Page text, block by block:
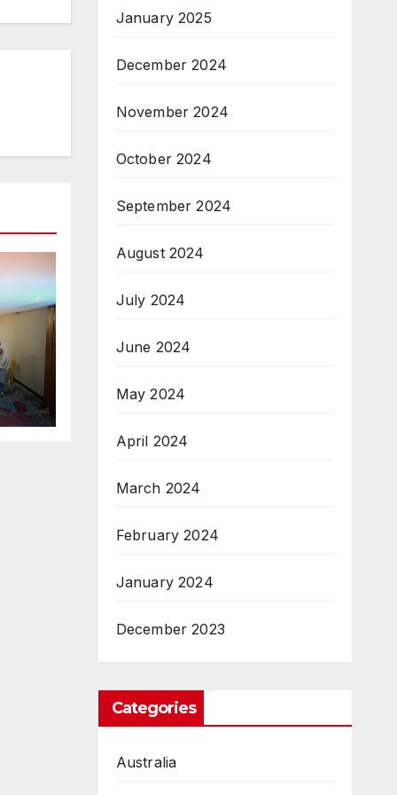
January 2025
December 2024
November 2024
October 2024
September 2024
August 2024
July 2024
June 2024
May 2024
April 2024
March 2024
February 2024
January 2024
December 2023
Categories
Australia